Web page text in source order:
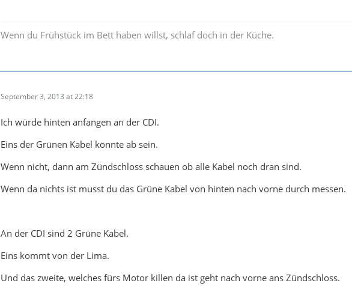
Wenn du Frühstück im Bett haben willst, schlaf doch in der Küche.
September 3, 2013 at 22:18
Ich würde hinten anfangen an der CDI.
Eins der Grünen Kabel könnte ab sein.
Wenn nicht, dann am Zündschloss schauen ob alle Kabel noch dran sind.
Wenn da nichts ist musst du das Grüne Kabel von hinten nach vorne durch messen.
An der CDI sind 2 Grüne Kabel.
Eins kommt von der Lima.
Und das zweite, welches fürs Motor killen da ist geht nach vorne ans Zündschloss.